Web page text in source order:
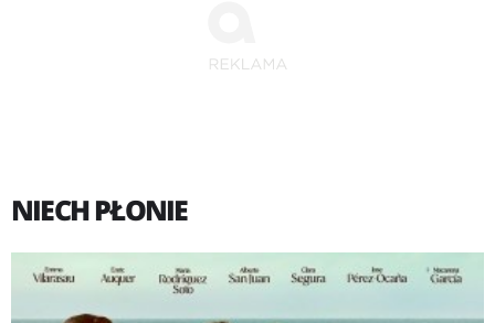
NIECH PŁONIE